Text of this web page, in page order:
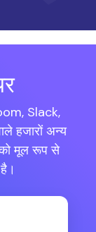
Slack,
हजारों अन्य
को मूल रूप से